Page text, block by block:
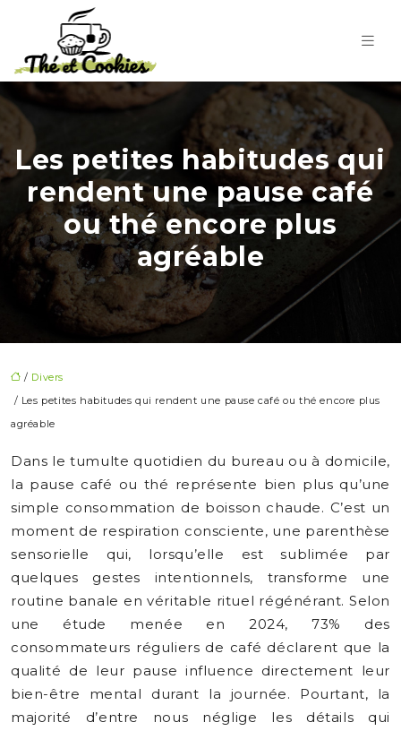
Les petites habitudes qui
rendent une pause café
ou thé encore plus
agréable
/ Divers
/ Les petites habitudes qui rendent une pause café ou thé encore plus
agréable
Dans le tumulte quotidien du bureau ou à domicile,
la pause café ou thé représente bien plus qu’une
simple consommation de boisson chaude. C’est un
moment de respiration consciente, une parenthèse
sensorielle qui, lorsqu’elle est sublimée par
quelques gestes intentionnels, transforme une
routine banale en véritable rituel régénérant. Selon
une étude menée en 2024, 73% des
consommateurs réguliers de café déclarent que la
qualité de leur pause influence directement leur
bien-être mental durant la journée. Pourtant, la
majorité d’entre nous néglige les détails qui